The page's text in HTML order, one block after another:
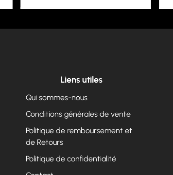
Liens utiles
Qui sommes-nous
Conditions générales de vente
Politique de remboursement et
de Retours
Politique de confidentialité